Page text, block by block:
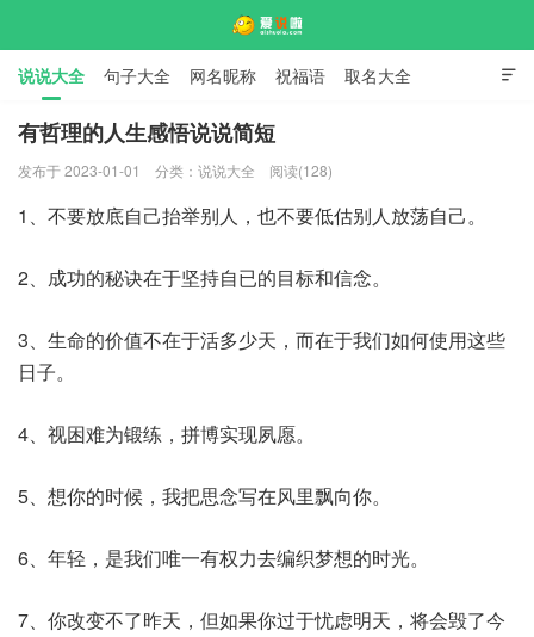

说说大全 句子大全 网名昵称 祝福语 取名大全
标语口号 签名大全
有哲理的人生感悟说说简短
发布于 2023-01-01 分类： 说说大全 阅读(128)
1、不要放底自己抬举别人，也不要低估别人放荡自己。
2、成功的秘诀在于坚持自已的目标和信念。
3、生命的价值不在于活多少天，而在于我们如何使用这些
日子。
4、视困难为锻练，拼博实现夙愿。
5、想你的时候，我把思念写在风里飘向你。
6、年轻，是我们唯一有权力去编织梦想的时光。
7、你改变不了昨天，但如果你过于忧虑明天，将会毁了今